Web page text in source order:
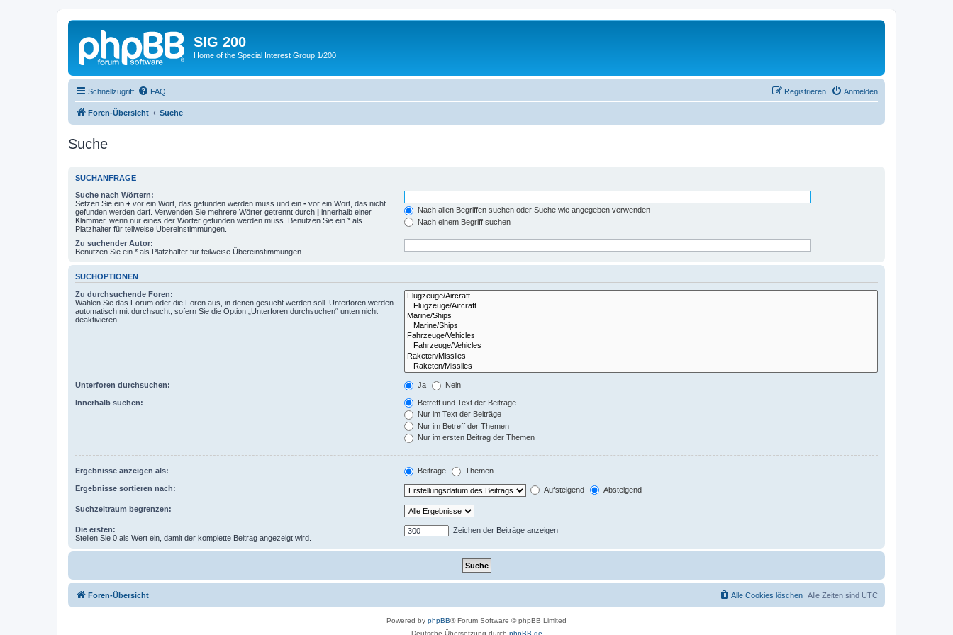
SIG 200
Home of the Special Interest Group 1/200
Schnellzugriff FAQ Anmelden
Registrieren
Foren-Übersicht Suche
Suche
SUCHANFRAGE
Suche nach Wörtern:
Setzen Sie ein + vor ein Wort, das gefunden werden muss und ein - vor ein Wort, das nicht
gefunden werden darf. Verwenden Sie mehrere Wörter getrennt durch | innerhalb einer
Klammer, wenn nur eines der Wörter gefunden werden muss. Benutzen Sie ein * als
Platzhalter für teilweise Übereinstimmungen.
Nach allen Begriffen suchen oder Suche wie angegeben verwenden
Nach einem Begriff suchen
Zu suchender Autor:
Benutzen Sie ein * als Platzhalter für teilweise Übereinstimmungen.
SUCHOPTIONEN
Zu durchsuchende Foren:
Wählen Sie das Forum oder die Foren aus, in denen gesucht werden soll. Unterforen werden
automatisch mit durchsucht, sofern Sie die Option „Unterforen durchsuchen“ unten nicht
deaktivieren.
Unterforen durchsuchen: Ja Nein
Innerhalb suchen:
Betreff und Text der Beiträge
Nur im Text der Beiträge
Nur im Betreff der Themen
Nur im ersten Beitrag der Themen
Ergebnisse anzeigen als: Beiträge Themen
Ergebnisse sortieren nach: Aufsteigend Absteigend
Suchzeitraum begrenzen:
Die ersten:
Stellen Sie 0 als Wert ein, damit der komplette Beitrag angezeigt wird.
Zeichen der Beiträge anzeigen
Foren-Übersicht Alle Zeiten sind UTC
Alle Cookies löschen
Powered by phpBB® Forum Software © phpBB Limited
Deutsche Übersetzung durch phpBB.de